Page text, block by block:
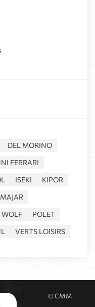
DEL MORINO
FERRARI
ISEKI
KIPOR
MAJAR
WOLF
POLET
VERTS LOISIRS
© CMM